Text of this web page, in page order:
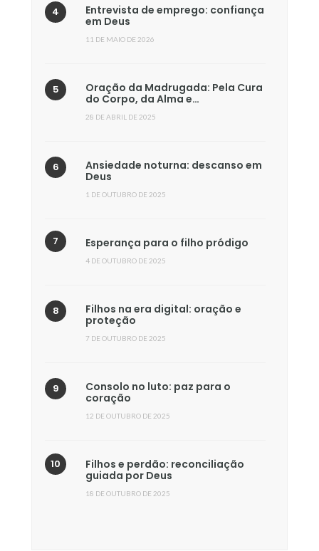
Entrevista de emprego: confiança
em Deus
11 DE MAIO DE 2026
Oração da Madrugada: Pela Cura
do Corpo, da Alma e…
28 DE ABRIL DE 2025
Ansiedade noturna: descanso em
Deus
1 DE OUTUBRO DE 2025
Esperança para o filho pródigo
4 DE OUTUBRO DE 2025
Filhos na era digital: oração e
proteção
7 DE OUTUBRO DE 2025
Consolo no luto: paz para o
coração
12 DE OUTUBRO DE 2025
Filhos e perdão: reconciliação
guiada por Deus
18 DE OUTUBRO DE 2025